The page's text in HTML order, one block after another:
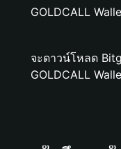
GOLDCALL
จะดาวน์โหลด
GOLDCALL